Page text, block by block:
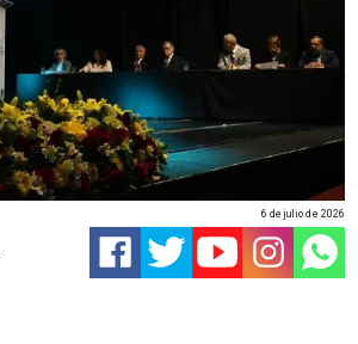
6 de julio de 2026